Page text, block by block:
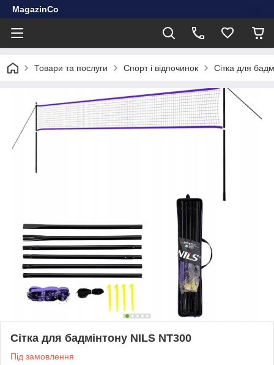
MagazinCo
Товари та послуги Спорт і відпочинок Сітка для
Сітка для бадмінтону NILS NT300
Під замовлення